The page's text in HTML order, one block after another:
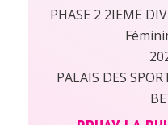
PHASE 2 2IEME
PALAIS DES